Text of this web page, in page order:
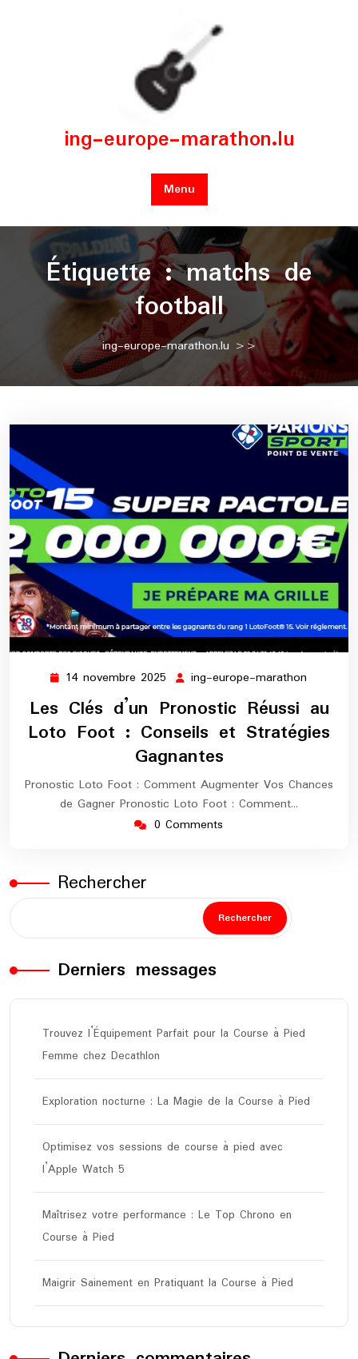
ing-europe-marathon.lu
Menu
Étiquette :matchs de
football
ing-europe-marathon.lu >>
14 novembre 2025 14
novembre
2025
ing-europe-marathon
marathon
Les Clés d’un Pronostic Réussi au
Loto Foot : Conseils et Stratégies
Gagnantes
Pronostic Loto Foot : Comment Augmenter Vos Chances
de Gagner Pronostic Loto Foot : Comment…
0 Comments
Rechercher
Rechercher
Derniers messages
Trouvez l’Équipement Parfait pour la Course à Pied
Femme chez Decathlon
Exploration nocturne : La Magie de la Course à Pied
Optimisez vos sessions de course à pied avec
l’Apple Watch 5
Maîtrisez votre performance : Le Top Chrono en
Course à Pied
Maigrir Sainement en Pratiquant la Course à Pied